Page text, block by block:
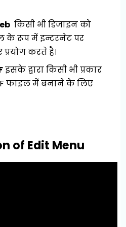
किसी भी डिजाइन को
के रूप में इन्टरनेट पर
करते है।
इसके द्वारा किसी भी प्रकार
फाइल में बनाने के लिए
of Edit Menu